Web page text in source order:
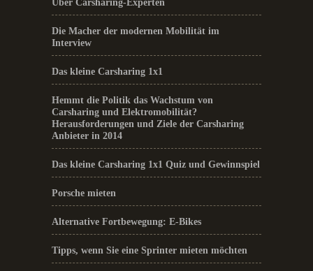
Die Macher der modernen Mobilität im
Interview
Das kleine Carsharing 1x1
Hemmt die Politik das Wachstum von
Carsharing und Elektromobilität?
Herausforderungen und Ziele der Carsharing
Anbieter in 2014
Das kleine Carsharing 1x1 Quiz und Gewinnspiel
Porsche mieten
Alternative Fortbewegung: E-Bikes
Tipps, wenn Sie eine Sprinter mieten möchten